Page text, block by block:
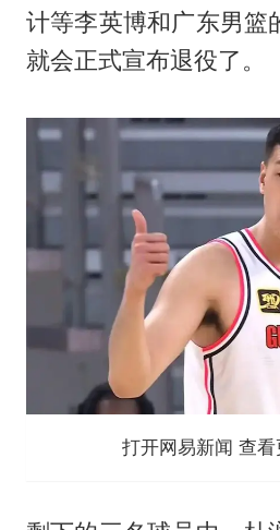
计等李英博和广东男篮
就会正式宣布退役了。
打开网易新闻 查